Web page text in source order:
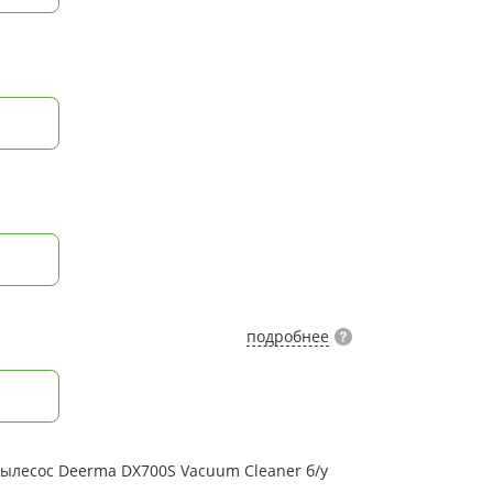
подробнее
Deerma DX700S Vacuum Cleaner б/у